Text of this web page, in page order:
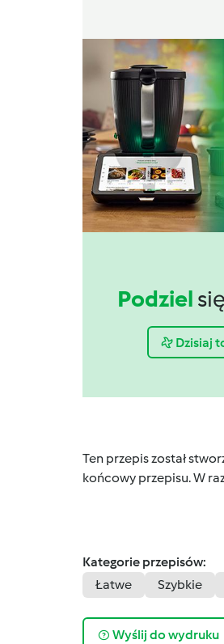
Podziel
Dzisiaj
Ten przepis został
końcowy przepisu. W
Kategorie przepisów:
Łatwe
Szybkie
Wyślij do wydruku